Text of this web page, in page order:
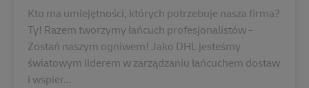
Kto ma umiejętności, których potrzebuje nasza firma?
Ty! Razem tworzymy łańcuch profesjonalistów -
Zostań naszym ogniwem! Jako DHL jesteśmy
światowym liderem w zarządzaniu łańcuchem dostaw
i wspier...